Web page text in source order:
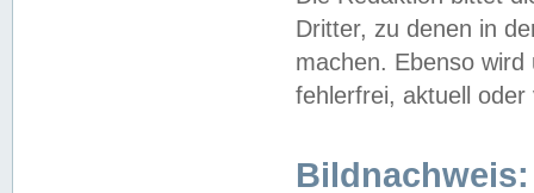
Dritter, zu denen in
machen. Ebenso
fehlerfrei, aktuell oder
Bildnachweis: